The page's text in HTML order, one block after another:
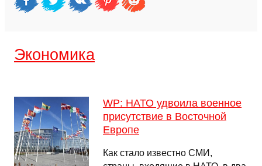
Экономика
WP: НАТО удвоила военное
присутствие в Восточной
Европе
Как стало известно СМИ,